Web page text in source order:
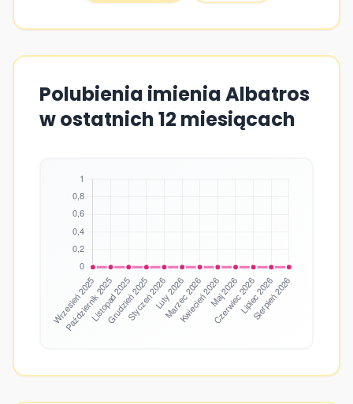
Polubienia imienia Albatros
w ostatnich 12 miesiącach